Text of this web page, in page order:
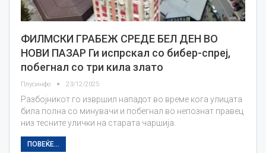
ФИЛМСКИ ГРАБЕЖ СРЕДЕ БЕЛ ДЕН ВО
НОВИ ПАЗАР Ги испрскал со бибер-спреј,
побегнал со три кила злато
Плусинфо 23/12/2025
Разбојникот го извршил нападот во време кога улицата
била полна со минувачи и побегнал во непознат правец
низ тесните улички на старата чаршија.
ПОВЕЌЕ...